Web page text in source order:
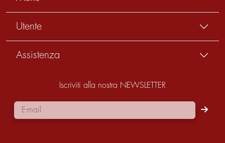
Utente
Assistenza
Iscriviti alla nostra NEWSLETTER